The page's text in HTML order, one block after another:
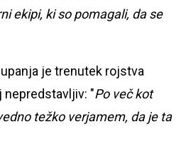
ekipi, ki so pomagali, da se
je trenutek rojstva
nepredstavljiv: "Po več kot
težko verjamem, da je ta